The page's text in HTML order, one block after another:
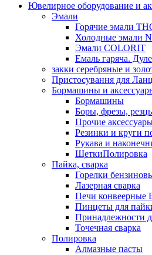
Ювелирное оборудование и
Эмали
Горячие эмали
Холодные эмали
Эмали COLORIT
Емаль гаряча.
закки серебряные и
Пристосування для
Бормашины и
Бормашины
Боры, фрезы,
Прочие
Резинки и круги
Рукава и
ЩеткиПолировка
Пайка, сварка
Горелки
Лазерная сварка
Печи конвеерные
Пинцеты для
Принадлежности
Точечная сварка
Полировка
Алмазные пасты